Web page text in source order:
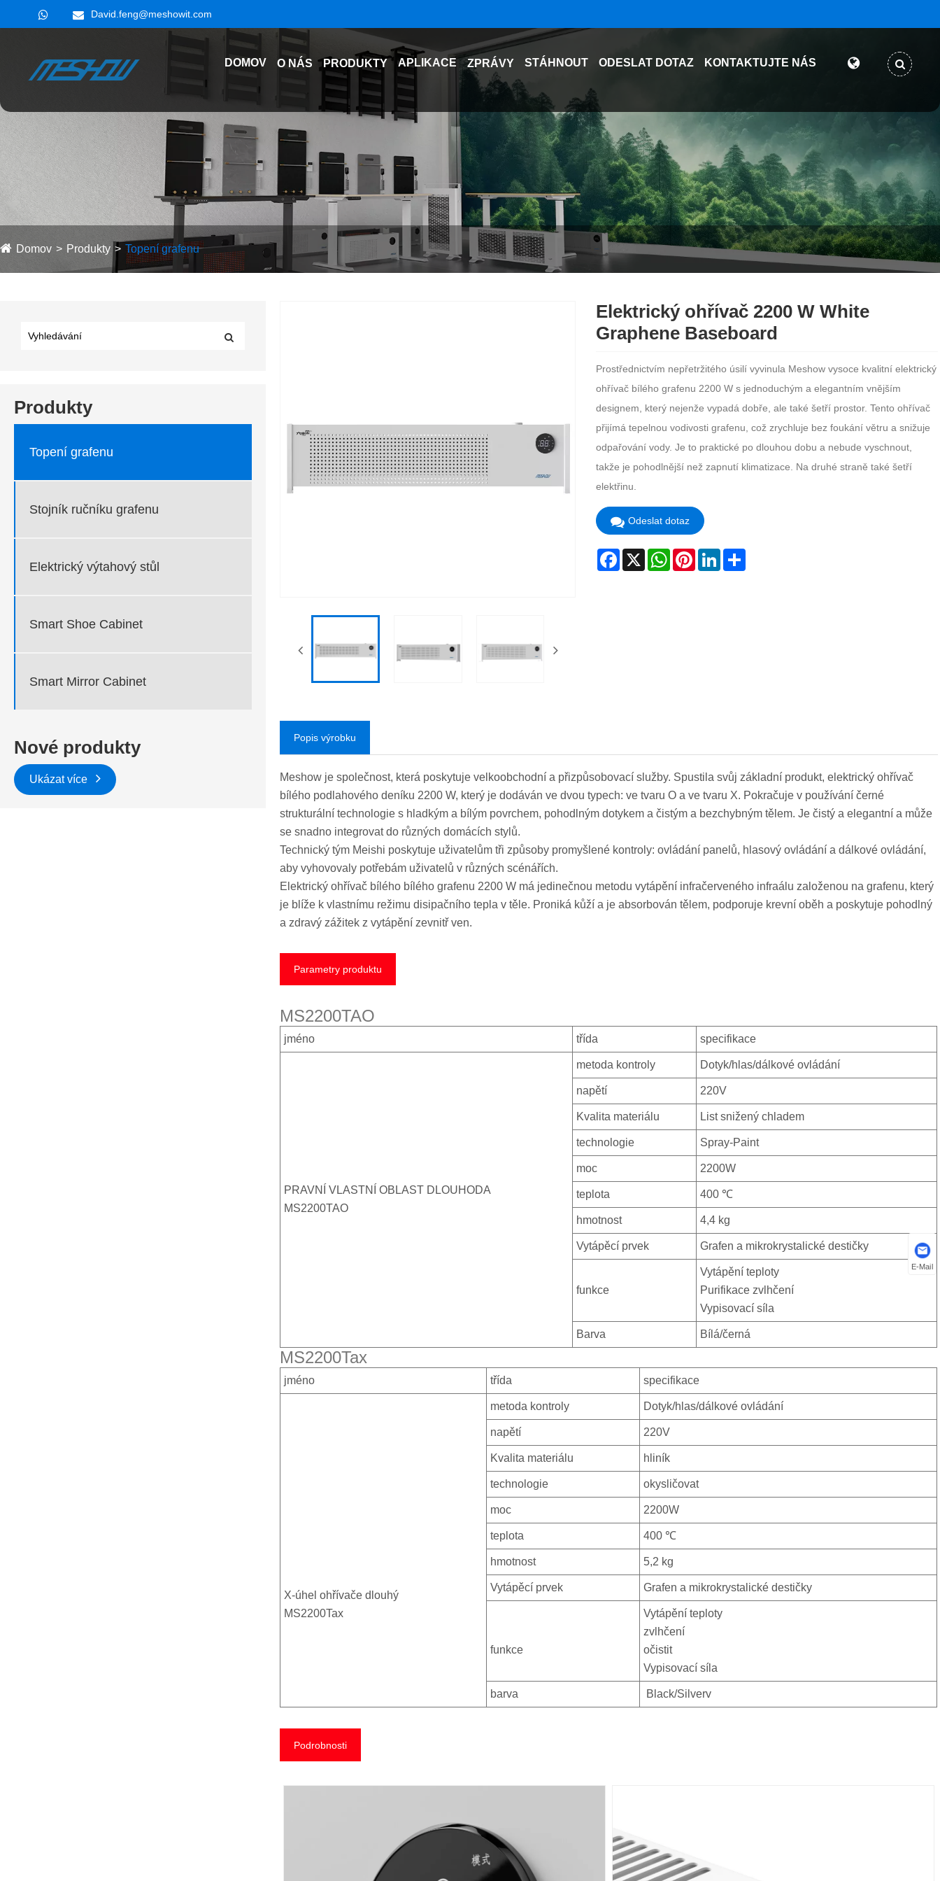
David.feng@meshowit.com
DOMOV O NÁS PRODUKTY APLIKACE ZPRÁVY STÁHNOUT ODESLAT DOTAZ KONTAKTUJTE NÁS
Domov Produkty Topení grafenu
Produkty
Topení grafenu
Stojník ručníku grafenu
Elektrický výtahový stůl
Smart Shoe Cabinet
Smart Mirror Cabinet
Nové produkty
Ukázat více
Elektrický ohřívač 2200 W White
Graphene Baseboard
Prostřednictvím nepřetržitého úsilí vyvinula Meshow vysoce kvalitní elektrický
ohřívač bílého grafenu 2200 W s jednoduchým a elegantním vnějším
designem, který nejenže vypadá dobře, ale také šetří prostor. Tento ohřívač
přijímá tepelnou vodivosti grafenu, což zrychluje bez foukání větru a snižuje
odpařování vody. Je to praktické po dlouhou dobu a nebude vyschnout,
takže je pohodlnější než zapnutí klimatizace. Na druhé straně také šetří
elektřinu.
Odeslat dotaz
Facebook
X WhatsAppPinterestLinkedInShare
Popis výrobku
Meshow je společnost, která poskytuje velkoobchodní a přizpůsobovací služby. Spustila svůj základní produkt, elektrický ohřívač
bílého podlahového deníku 2200 W, který je dodáván ve dvou typech: ve tvaru O a ve tvaru X. Pokračuje v používání černé
strukturální technologie s hladkým a bílým povrchem, pohodlným dotykem a čistým a bezchybným tělem. Je čistý a elegantní a může
se snadno integrovat do různých domácích stylů.
Technický tým Meishi poskytuje uživatelům tři způsoby promyšlené kontroly: ovládání panelů, hlasový ovládání a dálkové ovládání,
aby vyhovovaly potřebám uživatelů v různých scénářích.
Elektrický ohřívač bílého bílého grafenu 2200 W má jedinečnou metodu vytápění infračerveného infraálu založenou na grafenu, který
je blíže k vlastnímu režimu disipačního tepla v těle. Proniká kůží a je absorbován tělem, podporuje krevní oběh a poskytuje pohodlný
a zdravý zážitek z vytápění zevnitř ven.
Parametry produktu
MS2200TAO
jméno třída specifikace
PRAVNÍ VLASTNÍ OBLAST DLOUHODA
MS2200TAO
metoda kontroly Dotyk/hlas/dálkové ovládání
napětí 220V
Kvalita materiálu List snižený chladem
technologie Spray-Paint
moc 2200W
teplota 400 ℃
hmotnost 4,4 kg
Vytápěcí prvek Grafen a mikrokrystalické destičky
funkce
Vytápění teploty
Purifikace zvlhčení
Vypisovací síla
Barva Bílá/černá
MS2200Tax
jméno třída specifikace
X-úhel ohřívače dlouhý
MS2200Tax
metoda kontroly Dotyk/hlas/dálkové ovládání
napětí 220V
Kvalita materiálu hliník
technologie okysličovat
moc 2200W
teplota 400 ℃
hmotnost 5,2 kg
Vytápěcí prvek Grafen a mikrokrystalické destičky
funkce
Vytápění teploty
zvlhčení
očistit
Vypisovací síla
barva Black/Silverv
Podrobnosti
E-Mail